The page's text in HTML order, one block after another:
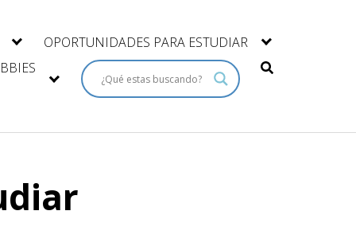
OPORTUNIDADES PARA ESTUDIAR